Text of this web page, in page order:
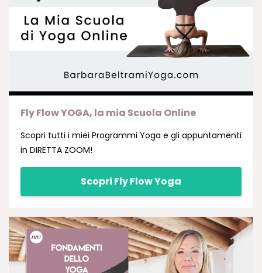
Fly Flow YOGA, la mia Scuola Online
Scopri tutti i miei Programmi Yoga e gli appuntamenti
in DIRETTA ZOOM!
Scopri Fly Flow Yoga